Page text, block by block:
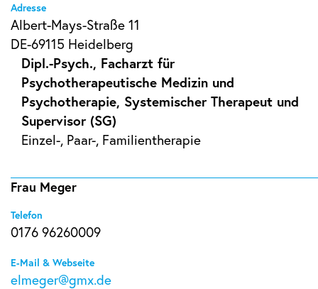
Adresse
Albert-Mays-Straße 11
DE-69115 Heidelberg
Dipl.-Psych., Facharzt für
Psychotherapeutische Medizin und
Psychotherapie, Systemischer Therapeut und
Supervisor (SG)
Einzel-, Paar-, Familientherapie
Frau Meger
Telefon
0176 96260009
E-Mail & Webseite
elmeger@gmx.de